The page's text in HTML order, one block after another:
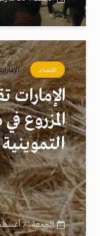
اقتصاد الإمارات
الإمارات
المزروع
الجمعة، 7 أغسطس 2026، 6:31 ص